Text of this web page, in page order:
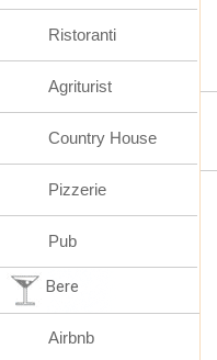
Ristoranti
Agriturist
Country House
Pizzerie
Pub
Bere
Airbnb